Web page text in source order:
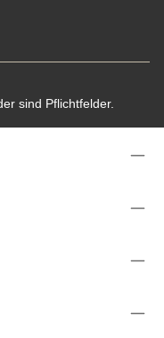
sind Pflichtfelder.